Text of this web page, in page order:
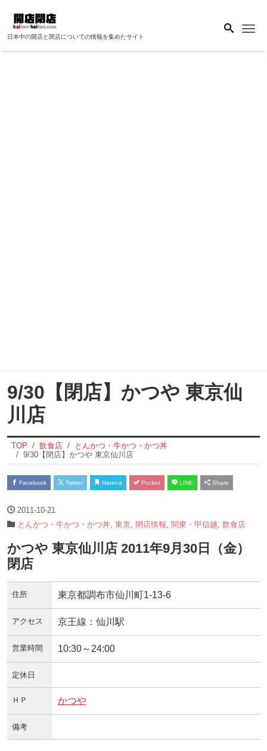
日本中の開店と閉店についての情報を集めたサイト
9/30【閉店】かつや 東京仙
川店
TOP 飲食店
とんかつ・牛かつ・かつ丼
9/30【閉店】かつや 東京仙川店
Facebook Twitter Hatena Pocket LINE Share
2011-10-21
とんかつ・牛かつ・かつ丼 東京 閉店情報 関東・甲信越 飲食店
かつや 東京仙川店 2011年9月30日（金）
閉店
住所 東京都調布市仙川町1-13-6
アクセス 京王線：仙川駅
営業時間 10:30～24:00
定休日
ＨＰ かつや
備考